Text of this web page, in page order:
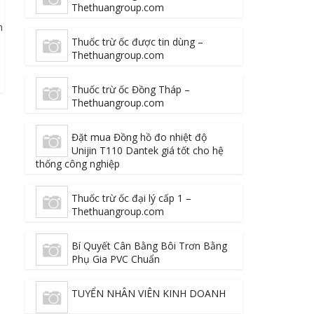
Thethuangroup.com
Thuốc trừ ốc được tin dùng –
Thethuangroup.com
Thuốc trừ ốc Đồng Tháp –
Thethuangroup.com
Đặt mua Đồng hồ đo nhiệt độ
Unijin T110 Dantek giá tốt cho hệ
thống công nghiệp
Thuốc trừ ốc đại lý cấp 1 –
Thethuangroup.com
Bí Quyết Cân Bằng Bôi Trơn Bằng
Phụ Gia PVC Chuẩn
TUYỂN NHÂN VIÊN KINH DOANH